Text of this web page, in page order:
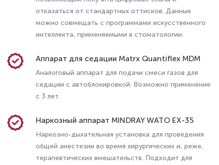
Что такое ретейнеры для зубов и для
чего они нужны?
отказаться от стандартных оттисков. Данные
можно совмещать с программами искусственного
интеллекта, применяемыми в стоматологии.
Аппарат для седации Matrx Quantiflex MDM
Аналоговый аппарат для подачи смеси газов для
седации с автоблокировкой. Возможно применение
с 3 лет.
Наркозный аппарат MINDRAY WATO EX-35
Наркозно-дыхательная установка для проведения
общей анестезии во время хирургических и, реже,
терапевтических вмешательств. Подходит для